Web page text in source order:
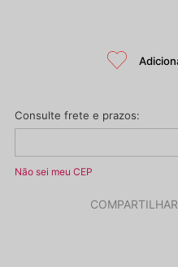
Não sei meu CEP
COMPARTILHAR